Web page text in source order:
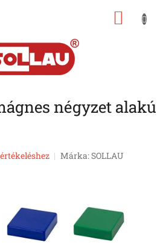
négyzet alakú
Márka:SOLLAU